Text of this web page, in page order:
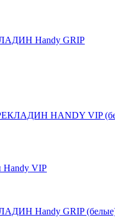
Handy GRIP
HANDY VIP
Handy VIP
Handy GRIP